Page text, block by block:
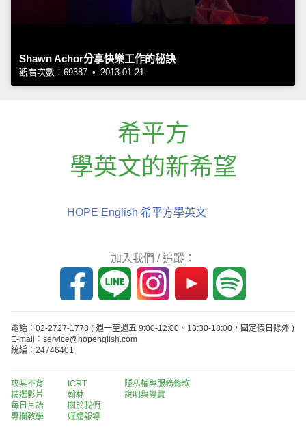
Shawn Achor分享快樂工作的秘訣
觀看次數：69387 • 2013-01-21
希平方
學英文的新希望
HOPE English 希平方學英文
加入我們 / 追蹤：
電話：02-2727-1778 ( 週一至週五 9:00-12:00、13:30-18:00，國定假日除外 )
E-mail：service@hopenglish.com
統編：24746401
攻其不背
精選影片
每日片語
專欄教學
ICRT
翰林
關於我們
媒體報導
隱私權與服務條款
說明與導覽